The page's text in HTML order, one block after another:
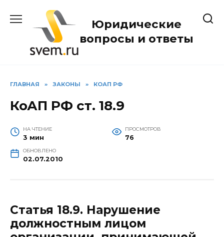
содержанию
Юридические
вопросы и ответы
ГЛАВНАЯ » ЗАКОНЫ » КОАП РФ
КоАП РФ ст. 18.9
НА ЧТЕНИЕ
3 мин
ПРОСМОТРОВ
76
ОБНОВЛЕНО
02.07.2010
Статья 18.9. Нарушение
должностным лицом